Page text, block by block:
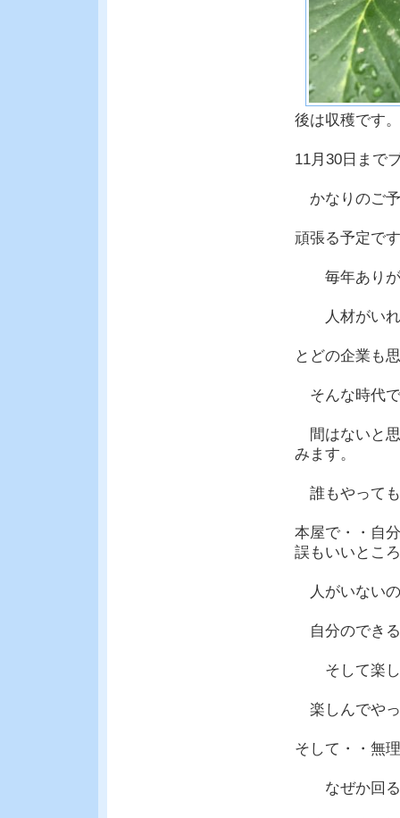
後は収穫です。
11月30日まで
かなりのご
頑張る予定で
毎年ありが
人材がいれ
とどの企業も
そんな時代
間はないと
みます。
誰もやって
本屋で・・自
誤もいいとこ
人がいない
自分のでき
そして楽し
楽しんでや
そして・・無
なぜか回る